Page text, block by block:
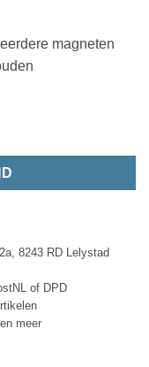
magneten
8243 RD Lelystad
of DPD
meer